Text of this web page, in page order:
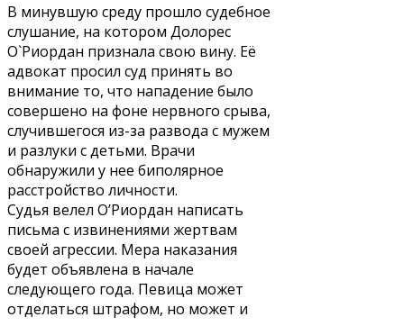
В минувшую среду прошло судебное
слушание, на котором Долорес
О`Риордан признала свою вину. Её
адвокат просил суд принять во
внимание то, что нападение было
совершено на фоне нервного срыва,
случившегося из-за развода с мужем
и разлуки с детьми. Врачи
обнаружили у нее биполярное
расстройство личности.
Судья велел О’Риордан написать
письма с извинениями жертвам
своей агрессии. Мера наказания
будет объявлена в начале
следующего года. Певица может
отделаться штрафом, но может и